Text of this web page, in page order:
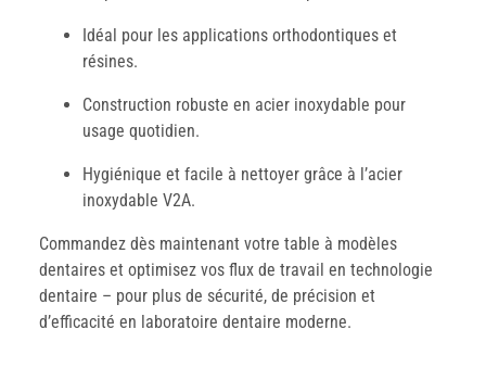
Idéal pour les applications orthodontiques et
résines.
Construction robuste en acier inoxydable pour
usage quotidien.
Hygiénique et facile à nettoyer grâce à l’acier
inoxydable V2A.
Commandez dès maintenant votre table à modèles
dentaires et optimisez vos flux de travail en technologie
dentaire – pour plus de sécurité, de précision et
d’efficacité en laboratoire dentaire moderne.